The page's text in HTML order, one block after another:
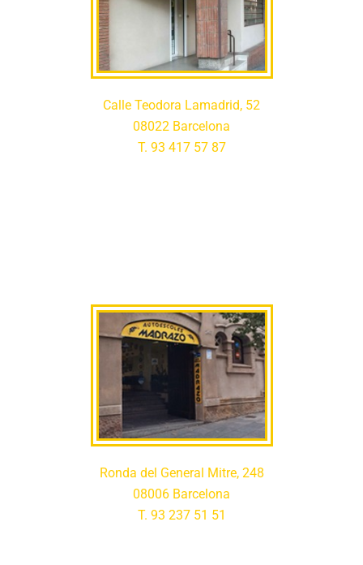
Calle Teodora Lamadrid, 52
08022 Barcelona
T. 93 417 57 87
Ronda del General Mitre, 248
08006 Barcelona
T. 93 237 51 51